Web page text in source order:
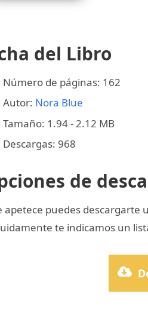
del Libro
Número de páginas: 162
Autor: Nora Blue
Tamaño: 1.94 - 2.12 MB
Descargas: 968
de
apetece puedes descargarte
te indicamos un